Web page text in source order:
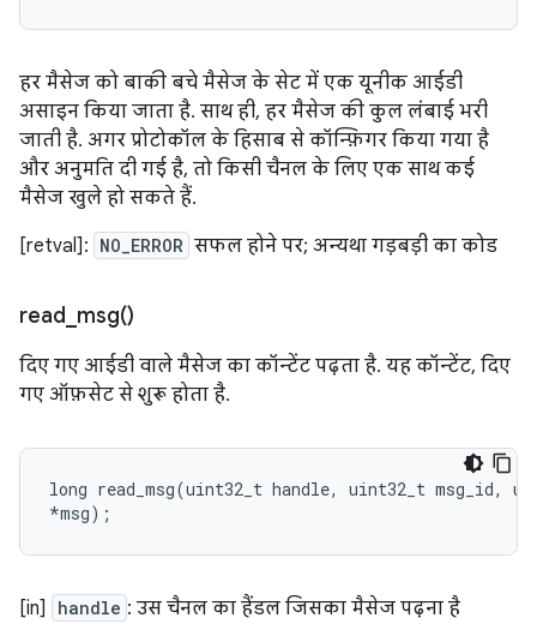
हर मैसेज को बाकी बचे मैसेज के सेट में एक यूनीक आईडी
असाइन किया जाता है. साथ ही, हर मैसेज की कुल लंबाई भरी
जाती है. अगर प्रोटोकॉल के हिसाब से कॉन्फ़िगर किया गया है
और अनुमति दी गई है, तो किसी चैनल के लिए एक साथ कई
मैसेज खुले हो सकते हैं.
[retval]: NO_ERROR सफल होने पर; अन्यथा गड़बड़ी का कोड
read_msg()
दिए गए आईडी वाले मैसेज का कॉन्टेंट पढ़ता है. यह कॉन्टेंट, दिए
गए ऑफ़सेट से शुरू होता है.
long read_msg(uint32_t handle, uint32_t msg_id,
*msg);
[in] handle : उस चैनल का हैंडल जिसका मैसेज पढ़ना है